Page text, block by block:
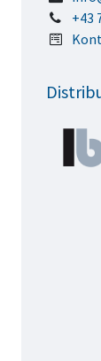
+43